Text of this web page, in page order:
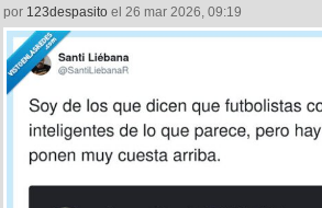
por 123despasito el 26 mar 2026, 09:19